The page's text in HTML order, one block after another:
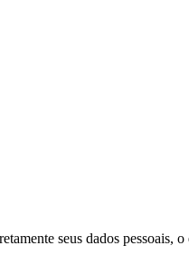
seus dados pessoais, o